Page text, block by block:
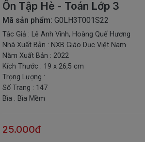
SINH
QUÀ
TẶNG
-
ĐỒ
CHƠI
THIẾT
BỊ
-
Ôn Tập Hè - Toán Lớp 3
Mã sản phẩm: G0LH3T001S22
Tác Giả : Lê Anh Vinh, Hoàng Quế Hương
Nhà Xuất Bản : NXB Giáo Dục Việt Nam
Năm Xuất Bản : 2022
Kích Thước : 19 x 26,5 cm
Trọng Lượng :
Số Trang : 147
Bìa : Bìa Mềm
25.000đ